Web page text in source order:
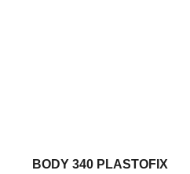
BODY 340 PLASTOFIX